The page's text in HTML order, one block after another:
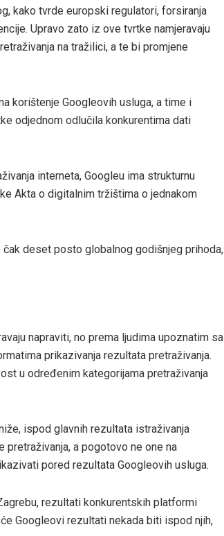
kako tvrde europski regulatori, forsiranja
Upravo zato iz ove tvrtke namjeravaju
na tražilici, a te bi promjene
korištenje Googleovih usluga, a time i
odjednom odlučila konkurentima dati
interneta, Googleu ima strukturnu
Akta o digitalnim tržištima o jednakom
deset posto globalnog godišnjeg prihoda,
napraviti, no prema ljudima upoznatim sa
prikazivanja rezultata pretraživanja.
u određenim kategorijama pretraživanja
ispod glavnih rezultata istraživanja
a pogotovo ne one na
pored rezultata Googleovih usluga.
rezultati konkurentskih platformi
Googleovi rezultati nekada biti ispod njih,